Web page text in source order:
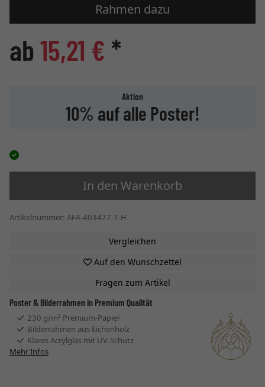
Rahmen dazu
ab 15,21 € *
Aktion
10% auf alle Poster!
In den Warenkorb
Artikelnummer: AFA-403477-1-H
Vergleichen
Auf den Wunschzettel
Fragen zum Artikel
Poster & Bilderrahmen in Premium Qualität
230 g/m² Premium-Papier
Bilderrahmen aus Eichenholz
Klares Acrylglas mit UV-Schutz
Mehr Infos